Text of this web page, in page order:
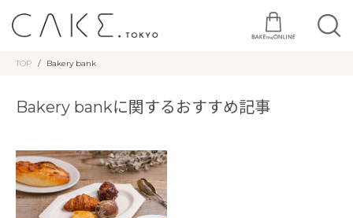
TOP Bakery bank
Bakery bankに関するおすすめ記事